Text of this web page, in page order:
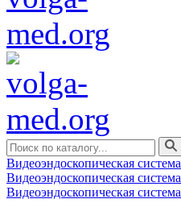
Видеоэндоскопическая система
Видеоэндоскопическая система
Видеоэндоскопическая система